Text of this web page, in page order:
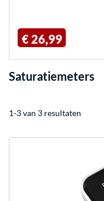
€ 26,99
Saturatiemeters
1-3 van 3 resultaten